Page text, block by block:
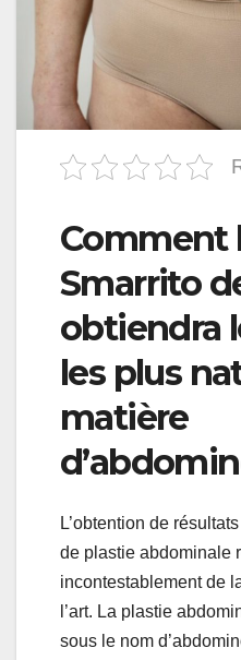
Comment
Smarrito
obtiendra
les plus
matière
L’obtention de
de plastie abdominale
incontestablement de
l’art. La plastie
sous le nom